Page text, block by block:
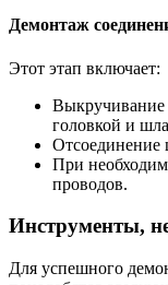
Демонтаж
Этот этап включает:
Выкручивание
головкой и
Отсоединение
При
проводов.
Инструменты,
Для успешного